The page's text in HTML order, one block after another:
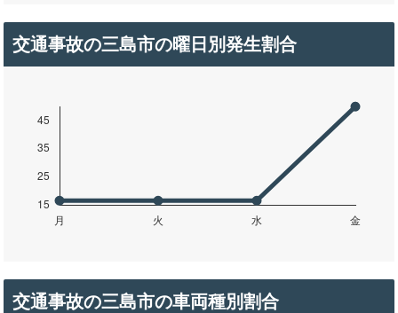
交通事故の三島市の曜日別発生割合
交通事故の三島市の車両種別割合